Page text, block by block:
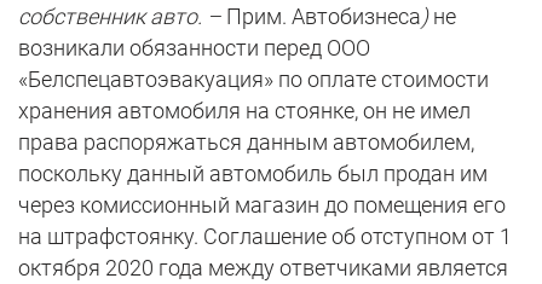
собственник авто. – Прим. Автобизнеса)не
возникали обязанности перед ООО
«Белспецавтоэвакуация» по оплате стоимости
хранения автомобиля на стоянке, он не имел
права распоряжаться данным автомобилем,
поскольку данный автомобиль был продан им
через комиссионный магазин до помещения его
на штрафстоянку. Соглашение об отступном от 1
октября 2020 года между ответчиками является